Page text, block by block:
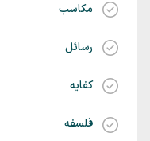
مکاسب
رسائل
کفایه
فلسفه